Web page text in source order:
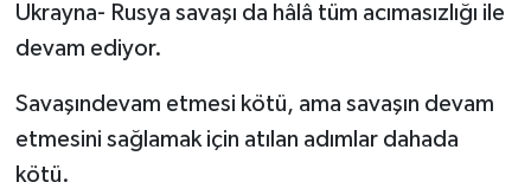
Ukrayna- Rusya savaşı da hâlâ tüm acımasızlığı ile
devam ediyor.
Savaşındevam etmesi kötü, ama savaşın devam
etmesini sağlamak için atılan adımlar dahada
kötü.